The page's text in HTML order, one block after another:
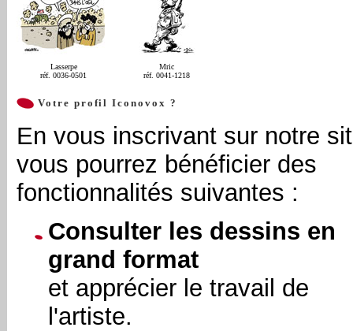
Lasserpe
réf. 0036-0501
Mric
réf. 0041-1218
Votre profil Iconovox ?
En vous inscrivant sur notre
vous pourrez bénéficier des
fonctionnalités suivantes :
Consulter les dessins en
grand format
et apprécier le travail de
l'artiste.